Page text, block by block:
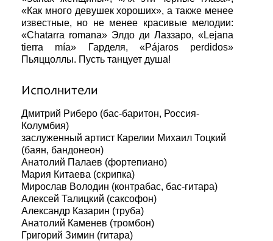
«Как много девушек хороших», а также менее
известные, но не менее красивые мелодии:
«Chatarra romana» Элдо ди Лаззаро, «Lejana
tierra mía» Гарделя, «Pájaros perdidos»
Пьяццоллы. Пусть танцует душа!
Исполнители
Дмитрий Риберо (бас-баритон, Россия-
Колумбия)
заслуженный артист Карелии Михаил Тоцкий
(баян, бандонеон)
Анатолий Палаев (фортепиано)
Мария Китаева (скрипка)
Мирослав Володин (контрабас, бас-гитара)
Алексей Талицкий (саксофон)
Александр Казарин (труба)
Анатолий Каменев (тромбон)
Григорий Зимин (гитара)